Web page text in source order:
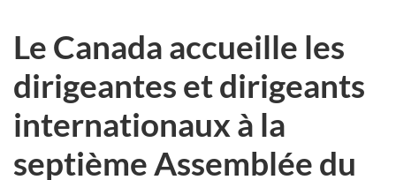
ici :
Le Canada accueille les
dirigeantes et dirigeants
internationaux à la
septième Assemblée du